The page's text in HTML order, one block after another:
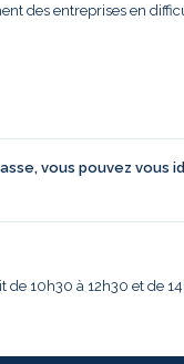
des entreprises en
vous pouvez
10h30 à 12h30 et de